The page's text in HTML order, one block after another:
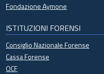
Fondazione Aymone
ISTITUZIONI FORENSI
Consiglio Nazionale Forense
Cassa Forense
OCF